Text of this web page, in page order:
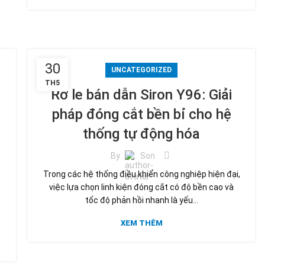
30
TH5
UNCATEGORIZED
Rơ le bán dẫn Siron Y96: Giải
pháp đóng cắt bền bỉ cho hệ
thống tự động hóa
By
Son
Trong các hệ thống điều khiển công nghiệp hiện đại,
việc lựa chọn linh kiện đóng cắt có độ bền cao và
tốc độ phản hồi nhanh là yếu...
XEM THÊM